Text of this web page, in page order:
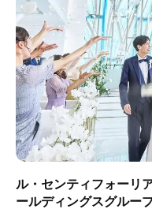
ル・センティフォーリ
ールディングスグループ